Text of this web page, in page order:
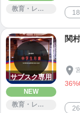
教育・レッスン・講習
サブスク専用
NEW
教育・レッスン・講習
関